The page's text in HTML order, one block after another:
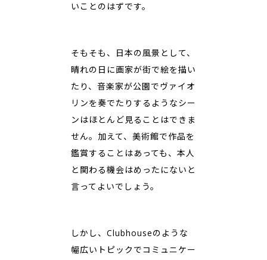
いことのはずです。
そもそも、日本の風景として、
晴れの日に画家が街で絵を描い
たり、音楽家が公園でヴァイオ
リンを奏でたりするようなシー
ンはほとんど見ることはできま
せん。加えて、美術館で作品を
鑑賞することはあっても、本人
と関わる機会はめったにないと
言ってよいでしょう。
しかし、Clubhouseのような
幅広いトピックでコミュニケー